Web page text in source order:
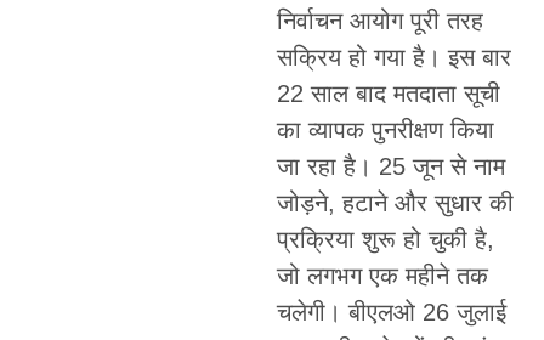
निर्वाचन आयोग पूरी तरह
सक्रिय हो गया है। इस बार
22 साल बाद मतदाता सूची
का व्यापक पुनरीक्षण किया
जा रहा है। 25 जून से नाम
जोड़ने, हटाने और सुधार की
प्रक्रिया शुरू हो चुकी है,
जो लगभग एक महीने तक
चलेगी। बीएलओ 26 जुलाई